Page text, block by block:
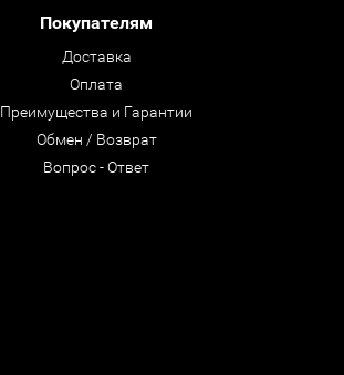
Покупателям
Доставка
Оплата
Преимущества и Гарантии
Обмен / Возврат
Вопрос - Ответ